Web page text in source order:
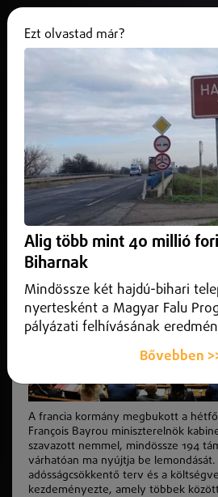
Megbukott a francia
2025. szeptember 09.Külföld
Bayrou várhatóan ma nyújtja be
A francia kormány megbukott a
François Bayrou miniszterelnök
szavazott nemmel, mindössze 194
várhatóan ma nyújtja be lemondását.
adósságcsökkentő terv és a
kezdeményezte, amely többek
Ezt olvastad már?
Alig több mint 40 millió
Biharnak
Mindössze két hajdú-bihari
nyertesként a Magyar Falu
pályázati felhívásának
Bővebben